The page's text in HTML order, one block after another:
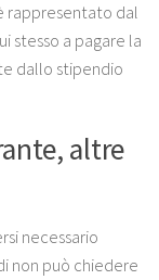
rappresentato dal
stesso a pagare la
dallo stipendio
altre
necessario
non può chiedere